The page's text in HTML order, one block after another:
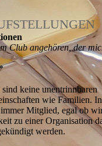
Club angehören, der
keine unentrinnbaren
wie Familien.
Mitglied, egal ob
zu einer Organisation
werden.